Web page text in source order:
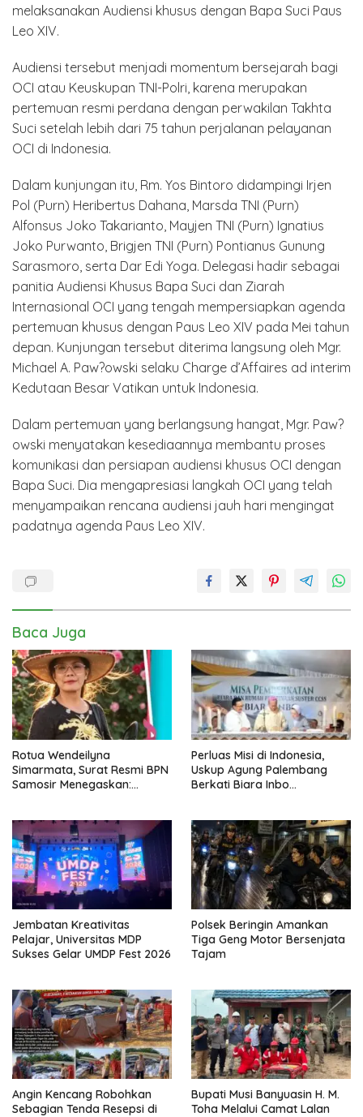
melaksanakan Audiensi khusus dengan Bapa Suci Paus
Leo XIV.
Audiensi tersebut menjadi momentum bersejarah bagi
OCI atau Keuskupan TNI-Polri, karena merupakan
pertemuan resmi perdana dengan perwakilan Takhta
Suci setelah lebih dari 75 tahun perjalanan pelayanan
OCI di Indonesia.
Dalam kunjungan itu, Rm. Yos Bintoro didampingi Irjen
Pol (Purn) Heribertus Dahana, Marsda TNI (Purn)
Alfonsus Joko Takarianto, Mayjen TNI (Purn) Ignatius
Joko Purwanto, Brigjen TNI (Purn) Pontianus Gunung
Sarasmoro, serta Dar Edi Yoga. Delegasi hadir sebagai
panitia Audiensi Khusus Bapa Suci dan Ziarah
Internasional OCI yang tengah mempersiapkan agenda
pertemuan khusus dengan Paus Leo XIV pada Mei tahun
depan. Kunjungan tersebut diterima langsung oleh Mgr.
Michael A. Paw?owski selaku Charge d’Affaires ad interim
Kedutaan Besar Vatikan untuk Indonesia.
Dalam pertemuan yang berlangsung hangat, Mgr. Paw?
owski menyatakan kesediaannya membantu proses
komunikasi dan persiapan audiensi khusus OCI dengan
Bapa Suci. Dia mengapresiasi langkah OCI yang telah
menyampaikan rencana audiensi jauh hari mengingat
padatnya agenda Paus Leo XIV.
Baca Juga
Rotua Wendeilyna
Simarmata, Surat Resmi BPN
Samosir Menegaskan:
dalam Sengketa Lumban Silo
Perluas Misi di Indonesia,
Uskup Agung Palembang
Berkati Biara Inbo
Jembatan Kreativitas
Pelajar, Universitas MDP
Sukses Gelar UMDP Fest 2026
Polsek Beringin Amankan
Tiga Geng Motor Bersenjata
Tajam
Angin Kencang Robohkan
Sebagian Tenda Resepsi di
Bupati Musi Banyuasin H. M.
Toha Melalui Camat Lalan